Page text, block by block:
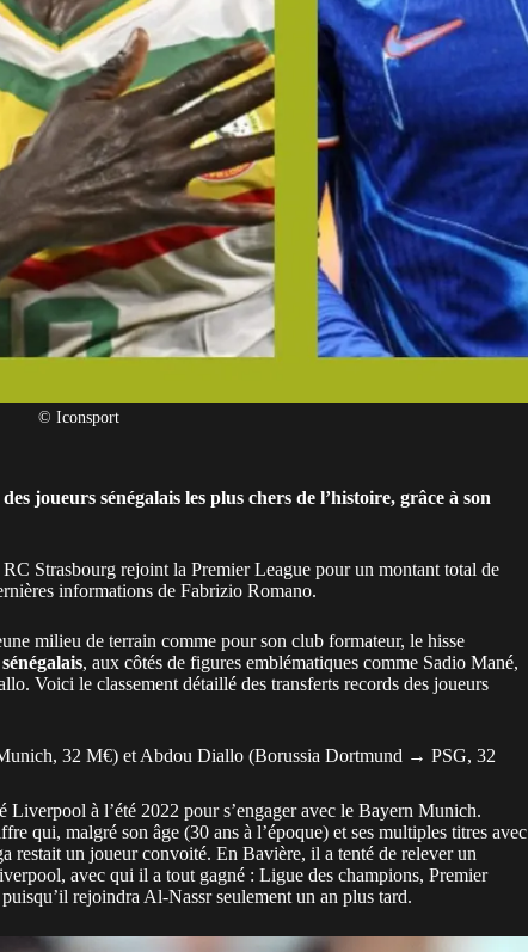
© Iconsport
joueurs sénégalais les plus chers de l’histoire, grâce à son
Strasbourg rejoint la Premier League pour un montant total de
informations de Fabrizio Romano.
milieu de terrain comme pour son club formateur, le hisse
sénégalais, aux côtés de figures emblématiques comme Sadio Mané,
Voici le classement détaillé des transferts records des joueurs
32 M€) et Abdou Diallo (Borussia Dortmund → PSG, 32
Liverpool à l’été 2022 pour s’engager avec le Bayern Munich.
qui, malgré son âge (30 ans à l’époque) et ses multiples titres avec
restait un joueur convoité. En Bavière, il a tenté de relever un
avec qui il a tout gagné : Ligue des champions, Premier
puisqu’il rejoindra Al-Nassr seulement un an plus tard.